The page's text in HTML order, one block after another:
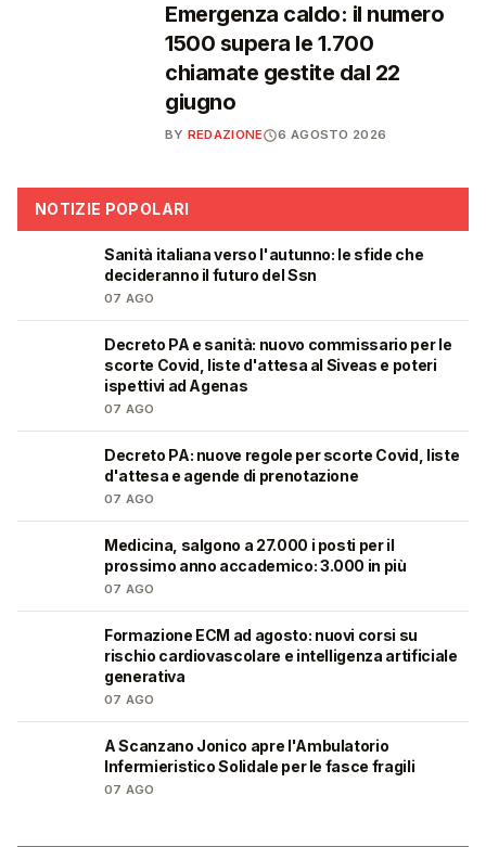
Emergenza caldo: il numero
1500 supera le 1.700
chiamate gestite dal 22
giugno
BY REDAZIONE 6 AGOSTO 2026
NOTIZIE POPOLARI
Sanità italiana verso l'autunno: le sfide che
decideranno il futuro del Ssn
07 AGO
Decreto PA e sanità: nuovo commissario per le
scorte Covid, liste d'attesa al Siveas e poteri
ispettivi ad Agenas
07 AGO
Decreto PA: nuove regole per scorte Covid, liste
d'attesa e agende di prenotazione
07 AGO
Medicina, salgono a 27.000 i posti per il
prossimo anno accademico: 3.000 in più
07 AGO
Formazione ECM ad agosto: nuovi corsi su
rischio cardiovascolare e intelligenza artificiale
generativa
07 AGO
A Scanzano Jonico apre l'Ambulatorio
Infermieristico Solidale per le fasce fragili
07 AGO